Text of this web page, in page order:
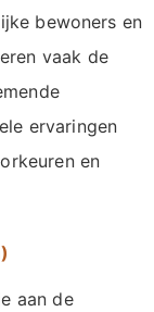
bewoners en
vaak de
ervaringen
en
aan de